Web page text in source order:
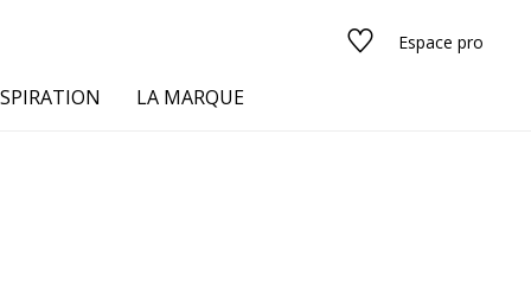
Espace pro
LA MARQUE